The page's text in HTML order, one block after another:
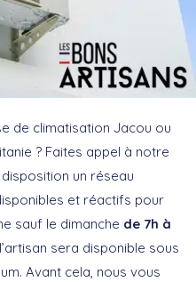
de climatisation Jacou ou
? Faites appel à notre
un réseau
et réactifs pour
sauf le dimanche de 7h à
sera disponible sous
Avant cela, nous vous